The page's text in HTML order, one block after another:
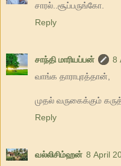
சாரல்..சூப்பருங்கோ.
Reply
சாந்தி மாரியப்பன்
8
வாங்க தாராபுரத்தான்,
முதல் வருகைக்கும்
Reply
வல்லிசிம்ஹன் 8 April